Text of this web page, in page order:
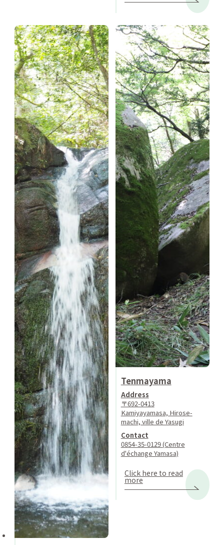
Tenmayama
Address
〒692-0413
Kamiyayamasa, Hirose-
machi, ville de Yasugi
Contact
0854-35-0129 (Centre
d'échange Yamasa)
Click here to read
more